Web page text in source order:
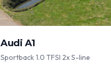
Audi A1
Sportback 1.0 TFSI 2x S-line